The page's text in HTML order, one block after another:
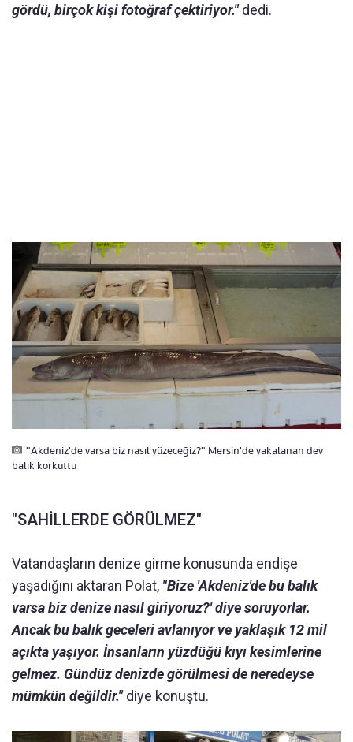
gördü, birçok kişi fotoğraf çektiriyor."dedi.
"Akdeniz'de varsa biz nasıl yüzeceğiz?" Mersin'de yakalanan dev
balık korkuttu
"SAHİLLERDE GÖRÜLMEZ"
Vatandaşların denize girme konusunda endişe
yaşadığını aktaran Polat, "Bize 'Akdeniz'de bu balık
varsa biz denize nasıl giriyoruz?' diye soruyorlar.
Ancak bu balık geceleri avlanıyor ve yaklaşık 12 mil
açıkta yaşıyor. İnsanların yüzdüğü kıyı kesimlerine
gelmez. Gündüz denizde görülmesi de neredeyse
mümkün değildir."diye konuştu.